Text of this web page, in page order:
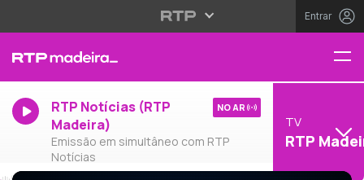
Entrar
RTP Notícias (RTP
Madeira)
Emissão em simultâneo com RTP
Notícias
NO AR
TV
RTP